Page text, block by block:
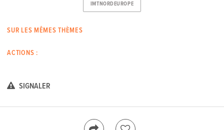
IMTNORDEUROPE
SUR LES MÊMES THÈMES
ACTIONS :
SIGNALER